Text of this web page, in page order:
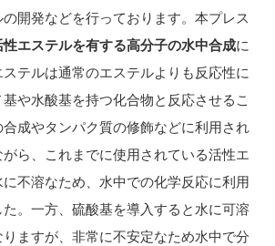
開発などを行っております。本プレス
性エステルを有する高分子の水中合成に
テルは通常のエステルよりも反応性に
や水酸基を持つ化合物と反応させるこ
成やタンパク質の修飾などに利用され
ら、これまでに使用されている活性エ
不溶なため、水中での化学反応に利用
。一方、硫酸基を導入すると水に可溶
ますが、非常に不安定なため水中で分